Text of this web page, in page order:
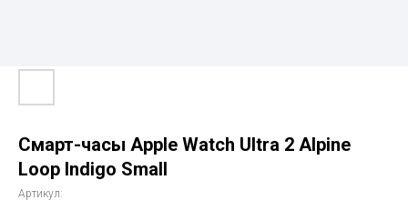
Смарт-часы Apple Watch Ultra 2 Alpine
Loop Indigo Small
Артикул: